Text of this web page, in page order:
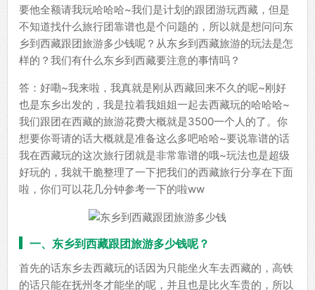
要他全额请我玩哈哈哈~我们是计划的跟团游玩西藏，但是
不知道找什么旅行团靠谱也是个问题的，所以就是想问问东
乡到西藏跟团旅游多少钱呢？从东乡到西藏旅游的玩法是怎
样的？我们有什么东乡到西藏要注意的事情吗？
答：好嘞~我来啦，我真就是刚从西藏回来不久的呢~刚好
也是东乡出发的，我是拉着我姐姐一起去西藏玩的哈哈哈~
我们跟团在西藏的旅游花费大概就是3500一个人的了。你
想要你哥请的话大概就是准备这么多吧哈哈~要说靠谱的话
我在西藏玩的这次旅行团就是非常靠谱的哦~玩法也是超级
好玩的，我就干脆整理了一下把我们的西藏旅行分享在下面
啦，你们可以花几分钟参考一下的啦ww
一、东乡到西藏跟团旅游多少钱呢？
首先的话东乡去西藏玩的话因为只能坐火车去西藏的，高铁
的话只能在抚州冬才能坐的呢，并且也是比火车贵的，所以